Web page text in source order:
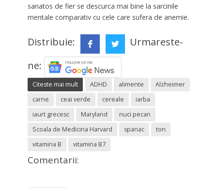
sanatos de fier se descurca mai bine la sarcinile
mentale comparativ cu cele care sufera de anemie.
Distribuie:
Urmareste-
ne:
Citeste mai mult ADHD alimente
Alzheimer
carne
ceai verde cereale
iarba
iaurt grecesc
Maryland
nuci pecan
Scoala de Medicina Harvard
spanac
ton
vitamina B
vitamina B7
Comentarii: